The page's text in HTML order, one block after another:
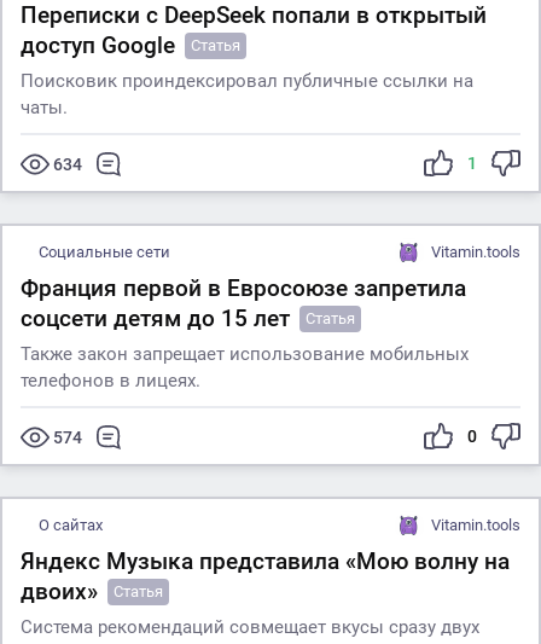
Переписки с DeepSeek попали в открытый
доступ Google
Статья
Поисковик проиндексировал публичные ссылки на
чаты.
634 1
Социальные сети Vitamin.tools
Франция первой в Евросоюзе запретила
соцсети детям до 15 лет
Статья
Также закон запрещает использование мобильных
телефонов в лицеях.
574 0
О сайтах Vitamin.tools
Яндекс Музыка представила «Мою волну на
двоих»
Статья
Система рекомендаций совмещает вкусы сразу двух